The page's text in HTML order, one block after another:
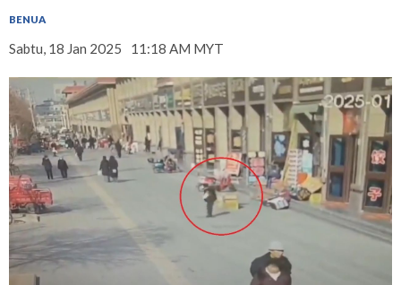
BENUA
Sabtu, 18 Jan 2025 11:18 AM MYT